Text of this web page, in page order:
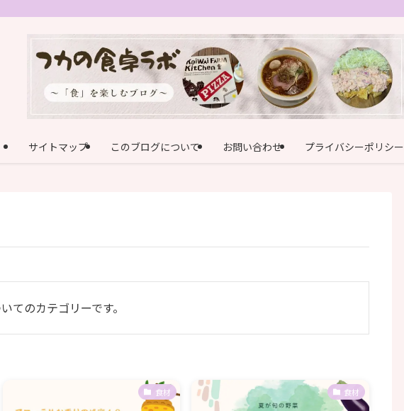
サイトマップ このブログについて お問い合わせ プライバシーポリシー
てのカテゴリーです。
食材 食材